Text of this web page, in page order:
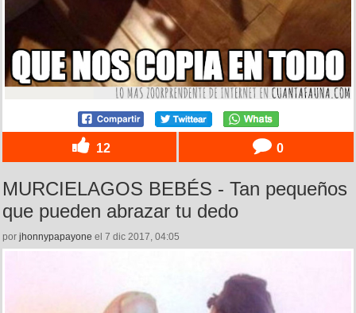
12 0
MURCIELAGOS BEBÉS - Tan pequeños
que pueden abrazar tu dedo
por jhonnypapayone el 7 dic 2017, 04:05